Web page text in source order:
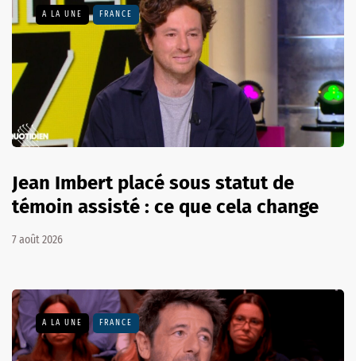
A LA UNE FRANCE
Jean Imbert placé sous statut de
témoin assisté : ce que cela change
7 août 2026
A LA UNE FRANCE